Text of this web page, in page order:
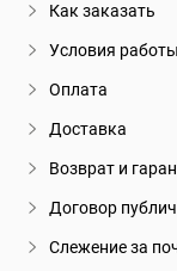
Как заказать
Условия работы
Оплата
Доставка
Возврат и
Договор
Слежение за